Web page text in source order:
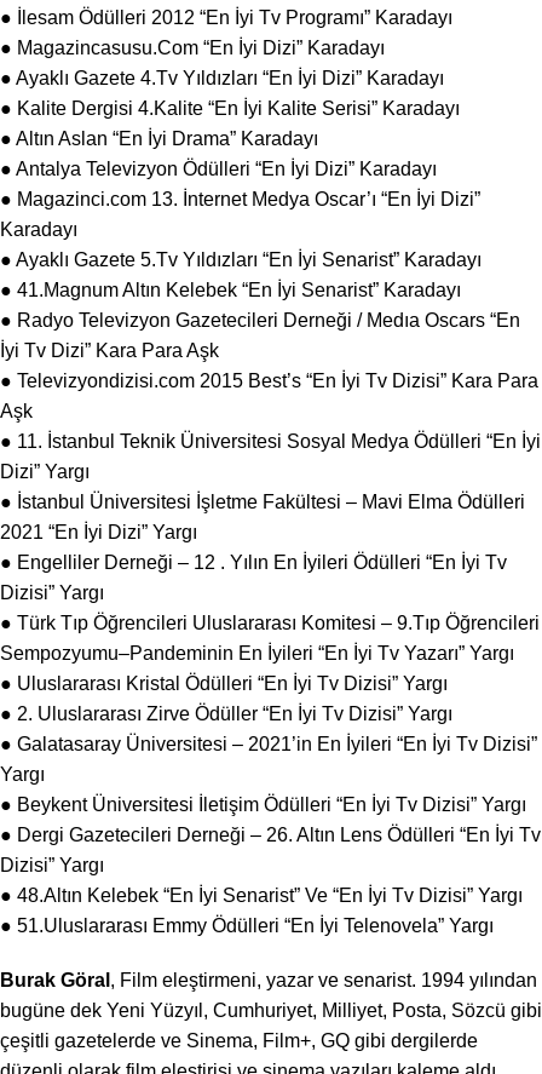
● İlesam Ödülleri 2012 “En İyi Tv Programı” Karadayı
● Magazincasusu.Com “En İyi Dizi” Karadayı
● Ayaklı Gazete 4.Tv Yıldızları “En İyi Dizi” Karadayı
● Kalite Dergisi 4.Kalite “En İyi Kalite Serisi” Karadayı
● Altın Aslan “En İyi Drama” Karadayı
● Antalya Televizyon Ödülleri “En İyi Dizi” Karadayı
● Magazinci.com 13. İnternet Medya Oscar’ı “En İyi Dizi”
Karadayı
● Ayaklı Gazete 5.Tv Yıldızları “En İyi Senarist” Karadayı
● 41.Magnum Altın Kelebek “En İyi Senarist” Karadayı
● Radyo Televizyon Gazetecileri Derneği / Medıa Oscars “En
İyi Tv Dizi” Kara Para Aşk
● Televizyondizisi.com 2015 Best’s “En İyi Tv Dizisi” Kara Para
Aşk
● 11. İstanbul Teknik Üniversitesi Sosyal Medya Ödülleri “En İyi
Dizi” Yargı
● İstanbul Üniversitesi İşletme Fakültesi – Mavi Elma Ödülleri
2021 “En İyi Dizi” Yargı
● Engelliler Derneği – 12 . Yılın En İyileri Ödülleri “En İyi Tv
Dizisi” Yargı
● Türk Tıp Öğrencileri Uluslararası Komitesi – 9.Tıp Öğrencileri
Sempozyumu–Pandeminin En İyileri “En İyi Tv Yazarı” Yargı
● Uluslararası Kristal Ödülleri “En İyi Tv Dizisi” Yargı
● 2. Uluslararası Zirve Ödüller “En İyi Tv Dizisi” Yargı
● Galatasaray Üniversitesi – 2021’in En İyileri “En İyi Tv Dizisi”
Yargı
● Beykent Üniversitesi İletişim Ödülleri “En İyi Tv Dizisi” Yargı
● Dergi Gazetecileri Derneği – 26. Altın Lens Ödülleri “En İyi Tv
Dizisi” Yargı
● 48.Altın Kelebek “En İyi Senarist” Ve “En İyi Tv Dizisi” Yargı
● 51.Uluslararası Emmy Ödülleri “En İyi Telenovela” Yargı
Burak Göral , Film eleştirmeni, yazar ve senarist. 1994 yılından
bugüne dek Yeni Yüzyıl, Cumhuriyet, Milliyet, Posta, Sözcü gibi
çeşitli gazetelerde ve Sinema, Film+, GQ gibi dergilerde